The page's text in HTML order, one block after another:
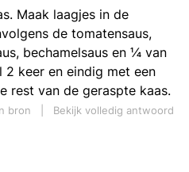
Maak laagjes in de
de tomatensaus,
bechamelsaus en ¼ van
2 keer en eindig met een
rest van de geraspte kaas.
bron
Bekijk volledig antwoord